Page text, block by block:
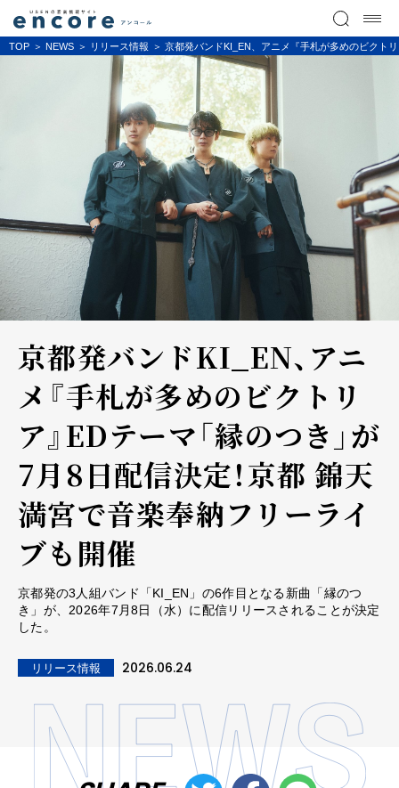
TOP NEWS リリース情報 京都発バンドKI_EN、アニメ『手札が多めのビクト
京都発バンドKI_EN、アニ
メ『手札が多めのビクトリ
ア』EDテーマ「縁のつき」が
7月8日配信決定！京都 錦天
満宮で音楽奉納フリーライ
ブも開催
京都発の3人組バンド「KI_EN」の6作目となる新曲「縁のつ
き」が、2026年7月8日（水）に配信リリースされることが決定
した。
リリース情報 2026.06.24